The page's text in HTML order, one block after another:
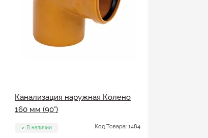
Канализация наружная Колено
160 мм (90°)
В наличии Код Товара: 1484